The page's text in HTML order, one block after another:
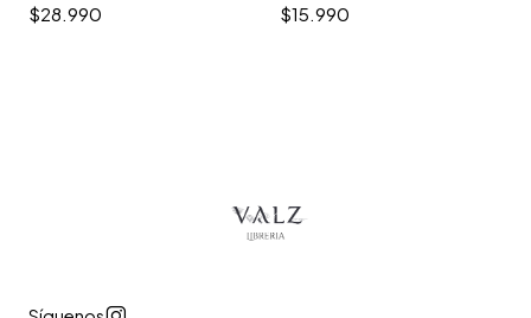
$28.990 $15.990